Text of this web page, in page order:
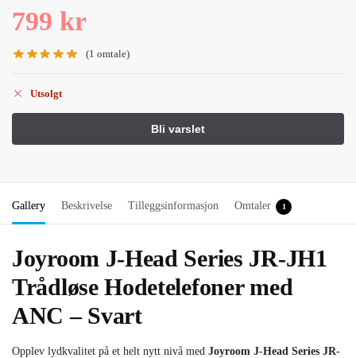
799 kr
(1 omtale)
Utsolgt
Gallery Beskrivelse Tilleggsinformasjon Omtaler 1
Joyroom J-Head Series JR-JH1
Trådløse Hodetelefoner med
ANC – Svart
Opplev lydkvalitet på et helt nytt nivå med Joyroom J-Head Series JR-